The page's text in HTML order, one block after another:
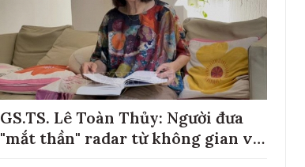
GS.TS. Lê Toàn Thủy: Người đưa
"mắt thần" radar từ không gian về